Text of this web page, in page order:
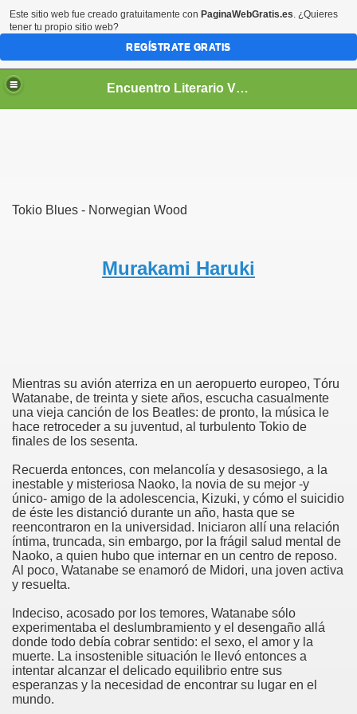
Encuentro Literario Virtual
Tokio Blues - Norwegian Wood
Murakami Haruki
Mientras su avión aterriza en un aeropuerto europeo, Tóru
Watanabe, de treinta y siete años, escucha casualmente
una vieja canción de los Beatles: de pronto, la música le
hace retroceder a su juventud, al turbulento Tokio de
finales de los sesenta.
Recuerda entonces, con melancolía y desasosiego, a la
inestable y misteriosa Naoko, la novia de su mejor -y
único- amigo de la adolescencia, Kizuki, y cómo el suicidio
de éste les distanció durante un año, hasta que se
reencontraron en la universidad. Iniciaron allí una relación
íntima, truncada, sin embargo, por la frágil salud mental de
Naoko, a quien hubo que internar en un centro de reposo.
Al poco, Watanabe se enamoró de Midori, una joven activa
y resuelta.
Indeciso, acosado por los temores, Watanabe sólo
experimentaba el deslumbramiento y el desengaño allá
donde todo debía cobrar sentido: el sexo, el amor y la
muerte. La insostenible situación le llevó entonces a
intentar alcanzar el delicado equilibrio entre sus
esperanzas y la necesidad de encontrar su lugar en el
mundo.
Este sitio web fue creado gratuitamente con PaginaWebGratis.es. ¿Quieres
tener tu propio sitio web?
REGÍSTRATE GRATIS